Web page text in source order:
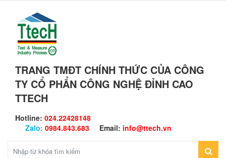
TRANG TMĐT CHÍNH THỨC CỦA CÔNG
TY CỔ PHẨN CÔNG NGHỆ ĐỈNH CAO
TTECH
Hotline: 024.22428148
Zalo: 0984.843.683 Email: info@ttech.vn